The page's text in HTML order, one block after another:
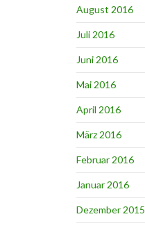
August 2016
Juli 2016
Juni 2016
Mai 2016
April 2016
März 2016
Februar 2016
Januar 2016
Dezember 2015